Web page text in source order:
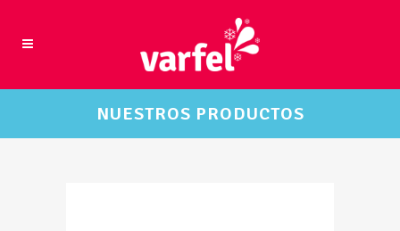
NUESTROS PRODUCTOS